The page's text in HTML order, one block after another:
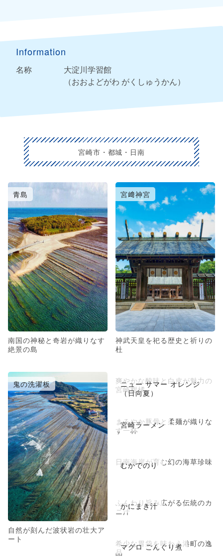
Information
名称
大淀川学習館
（おおよどがわ がくしゅうかん）
宮崎市・都城・日南
青島
南国の神秘と奇岩が織りなす
絶景の島
宮﨑神宮
神武天皇を祀る歴史と祈りの
杜
鬼の洗濯板
自然が刻んだ波状岩の壮大ア
ート
ニュー サマー オレンジ
（日向夏）
爽やかな酸味と白皮が魅力の
宮崎柑橘
宮崎ラーメン
まろやか豚骨と柔麺が織りな
す一杯
むかでのり
日南海岸が育む幻の海草珍味
かにまき汁
ふんわり旨み広がる伝統のカ
ニ汁
マグロ ごんぐり煮
希少な胃袋を味わう港町の逸
品